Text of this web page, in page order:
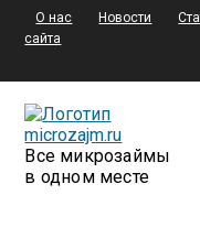
О нас Новости
сайта
Все микрозаймы
в одном месте